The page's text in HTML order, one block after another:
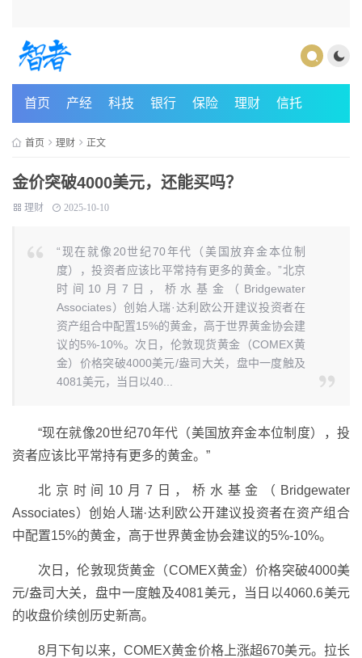
首页 产经 科技 银行 保险 理财 信托
首页 理财 正文
金价突破4000美元，还能买吗？
理财 2025-10-10
“现在就像20世纪70年代（美国放弃金本位制
度），投资者应该比平常持有更多的黄金。”北京
时间10月7日，桥水基金（Bridgewater
Associates）创始人瑞·达利欧公开建议投资者在
资产组合中配置15%的黄金，高于世界黄金协会建
议的5%-10%。次日，伦敦现货黄金（COMEX黄
金）价格突破4000美元/盎司大关，盘中一度触及
4081美元，当日以40...
“现在就像20世纪70年代（美国放弃金本位制度），投
资者应该比平常持有更多的黄金。”
北京时间10月7日，桥水基金（Bridgewater
Associates）创始人瑞·达利欧公开建议投资者在资产组合
中配置15%的黄金，高于世界黄金协会建议的5%-10%。
次日，伦敦现货黄金（COMEX黄金）价格突破4000美
元/盎司大关，盘中一度触及4081美元，当日以4060.6美元
的收盘价续创历史新高。
8月下旬以来，COMEX黄金价格上涨超670美元。拉长